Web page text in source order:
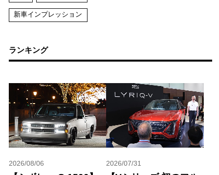
新車インプレッション
ランキング
2026/08/06 2026/07/31